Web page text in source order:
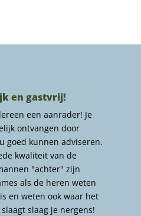
en gastvrij!
een aanrader! Je
ontvangen door
goed kunnen adviseren.
kwaliteit van de
"achter" zijn
als de heren weten
en weten ook waar het
slaag je nergens!